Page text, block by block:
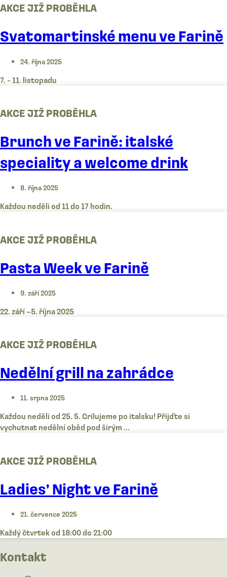
AKCE JIŽ PROBĚHLA
Svatomartinské menu ve Farině
24. října 2025
7. - 11. listopadu
AKCE JIŽ PROBĚHLA
Brunch ve Farině: italské
speciality a welcome drink
8. října 2025
Každou neděli od 11 do 17 hodin.
AKCE JIŽ PROBĚHLA
Pasta Week ve Farině
9. září 2025
22. září –5. října 2025
AKCE JIŽ PROBĚHLA
Nedělní grill na zahrádce
11. srpna 2025
Každou neděli od 25. 5. Grilujeme po italsku! Přijďte si
vychutnat nedělní oběd pod širým ...
AKCE JIŽ PROBĚHLA
Ladies’ Night ve Farině
21. července 2025
Každý čtvrtek od 18:00 do 21:00
Kontakt